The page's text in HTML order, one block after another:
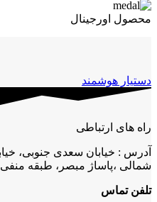
محصول اورجینال
دستیار هوشمند
راه های ارتباطی
آدرس : خیابان سعدی جنوبی،
شمالی ،پاساژ مبصر، طبقه منفی 1 پلاک 41
تلفن تماس